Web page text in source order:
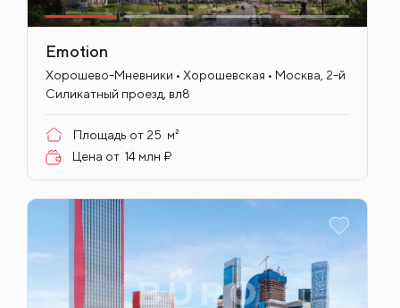
Emotion
Хорошево-Мневники • Хорошевская • Москва, 2-й
Силикатный проезд, вл8
Площадь от 25 м²
Цена от 14 млн ₽